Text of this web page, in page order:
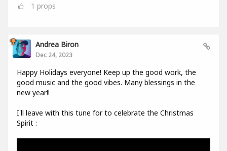
1 props
Andrea Biron
Dec 24, 2023
Happy Holidays everyone! Keep up the good work, the
good music and the good vibes. Many blessings in the
new year!!
I'll leave with this tune for to celebrate the Christmas
Spirit :